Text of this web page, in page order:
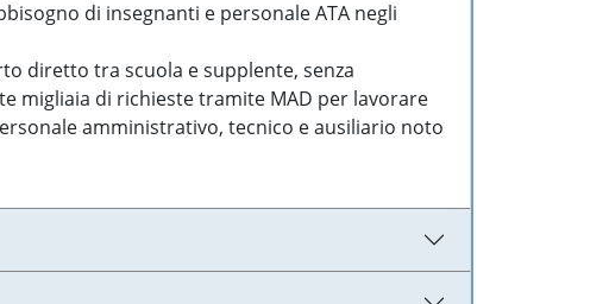
di insegnanti e personale ATA negli
diretto tra scuola e supplente, senza
migliaia di richieste tramite MAD per lavorare
amministrativo, tecnico e ausiliario noto